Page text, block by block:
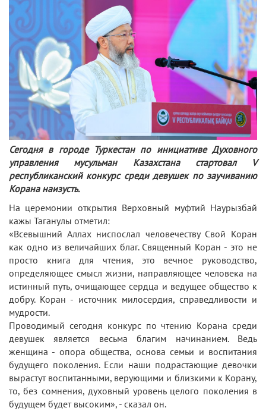
Сегодня в городе Туркестан по инициативе Духовного
управления мусульман Казахстана стартовал V
республиканский конкурс среди девушек по заучиванию
Корана наизусть.
На церемонии открытия Верховный муфтий Наурызбай
кажы Таганулы отметил:
«Всевышний Аллах ниспослал человечеству Свой Коран
как одно из величайших благ. Священный Коран - это не
просто книга для чтения, это вечное руководство,
определяющее смысл жизни, направляющее человека на
истинный путь, очищающее сердца и ведущее общество к
добру. Коран - источник милосердия, справедливости и
мудрости.
Проводимый сегодня конкурс по чтению Корана среди
девушек является весьма благим начинанием. Ведь
женщина - опора общества, основа семьи и воспитания
будущего поколения. Если наши подрастающие девочки
вырастут воспитанными, верующими и близкими к Корану,
то, без сомнения, духовный уровень целого поколения в
будущем будет высоким», - сказал он.